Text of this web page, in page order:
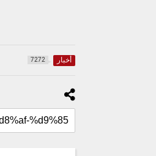
أخبار 7272